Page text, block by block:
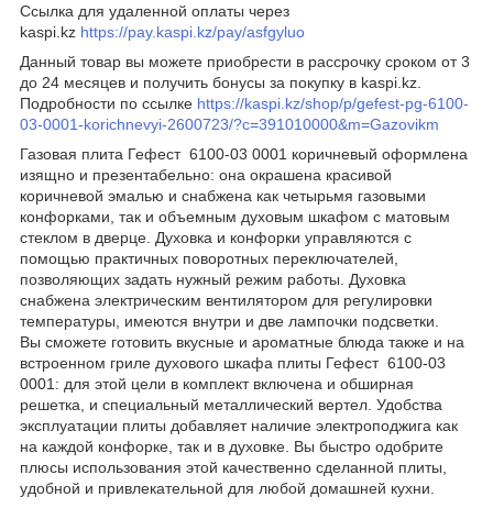
Ссылка для удаленной оплаты через
kaspi.kz https://pay.kaspi.kz/pay/asfgyluo
Данный товар вы можете приобрести в рассрочку сроком от 3
до 24 месяцев и получить бонусы за покупку в kaspi.kz.
Подробности по ссылке https://kaspi.kz/shop/p/gefest-pg-6100-
03-0001-korichnevyi-2600723/?c=391010000&m=Gazovikm
Газовая плита Гефест 6100-03 0001 коричневый оформлена
изящно и презентабельно: она окрашена красивой
коричневой эмалью и снабжена как четырьмя газовыми
конфорками, так и объемным духовым шкафом с матовым
стеклом в дверце. Духовка и конфорки управляются с
помощью практичных поворотных переключателей,
позволяющих задать нужный режим работы. Духовка
снабжена электрическим вентилятором для регулировки
температуры, имеются внутри и две лампочки подсветки.
Вы сможете готовить вкусные и ароматные блюда также и на
встроенном гриле духового шкафа плиты Гефест 6100-03
0001: для этой цели в комплект включена и обширная
решетка, и специальный металлический вертел. Удобства
эксплуатации плиты добавляет наличие электроподжига как
на каждой конфорке, так и в духовке. Вы быстро одобрите
плюсы использования этой качественно сделанной плиты,
удобной и привлекательной для любой домашней кухни.